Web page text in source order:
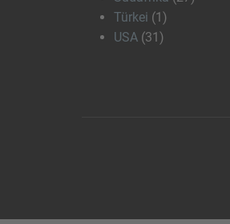
Türkei (1)
USA (31)